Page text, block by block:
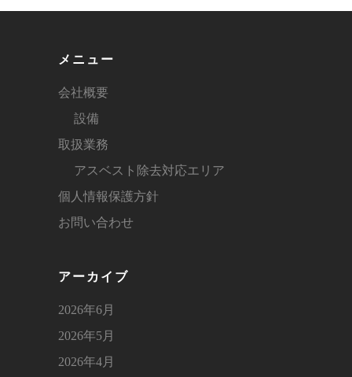
メニュー
会社概要
設備
取扱業務
アスベスト除去対応エリア
個人情報保護方針
お問い合わせ
アーカイブ
2026年6月
2026年5月
2026年4月